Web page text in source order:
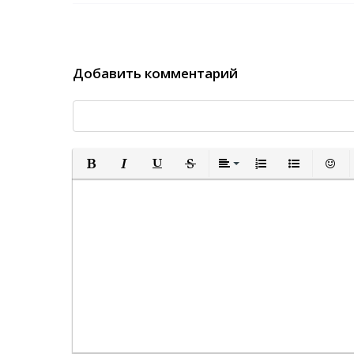
Добавить комментарий
Полужирный
КурсивПодчеркнутый
ЗачеркнутыйВыравнивание
Нумерованный